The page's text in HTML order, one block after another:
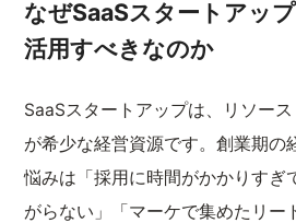
なぜSaaSスタートアッ
活用すべきなのか
SaaSスタートアップは、リソー
が希少な経営資源です。創業期の
悩みは「採用に時間がかかりすぎ
がらない」「マーケで集めたリー